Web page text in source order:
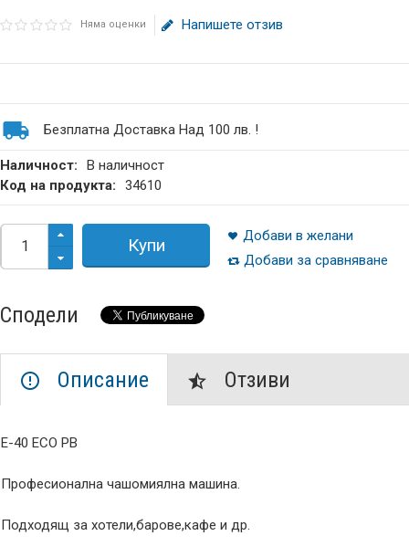
Няма оценки Напишете отзив
Безплатна Доставка Над 100 лв. !
Наличност:
В наличност
Код на продукта:
34610
Купи
Добави в желани
Добави за сравняване
Сподели
Описание Отзиви
E-40 ECO PB
Професионална чашомиялна машина.
Подходящ за хотели,барове,кафе и др.